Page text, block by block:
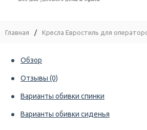
Главная / Кресла Евростиль для
Обзор
Отзывы (0)
Варианты обивки спинки
Варианты обивки сиденья